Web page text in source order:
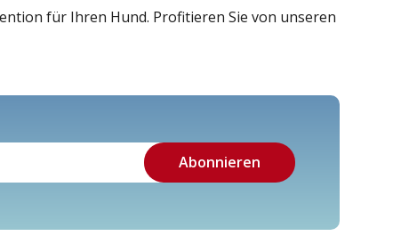
für Ihren Hund. Profitieren Sie von unseren